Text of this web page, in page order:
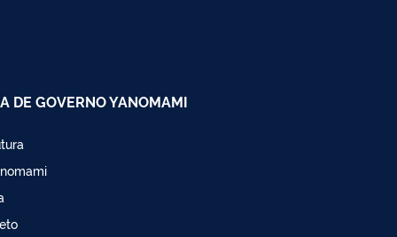
DE GOVERNO YANOMAMI